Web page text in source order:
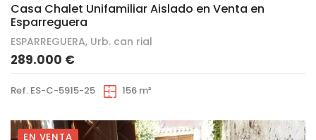
Casa Chalet Unifamiliar Aislado en Venta en
Esparreguera
ESPARREGUERA, Urb. can rial
289.000 €
Ref. ES-C-5915-25 156 m²
EN VENTA